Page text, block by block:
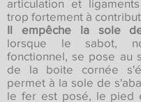
articulation et
trop fortement à
Il empêche la sole
lorsque le sabot,
fonctionnel, se pose au
de la boite cornée
permet à la sole de
le fer est posé, le pied